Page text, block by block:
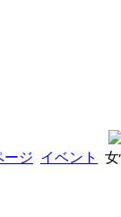
ージ イベント